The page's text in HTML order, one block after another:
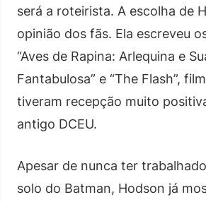
será a roteirista. A escolha de
opinião dos fãs. Ela escreveu
“Aves de Rapina: Arlequina e
Fantabulosa” e “The Flash”,
tiveram recepção muito
antigo DCEU.
Apesar de nunca ter
solo do Batman, Hodson já